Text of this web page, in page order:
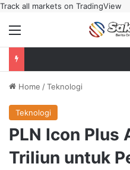
Track all markets on TradingView
Menu
Home /Teknologi
Teknologi
PLN Icon Plus
Triliun untuk